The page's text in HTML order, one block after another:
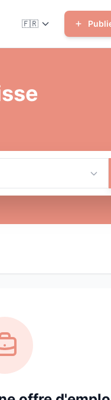
🇫🇷